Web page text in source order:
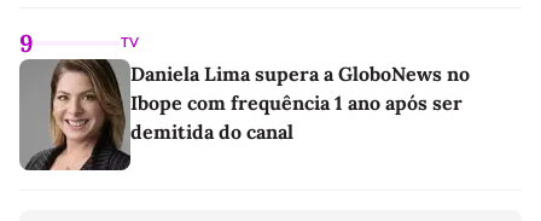
9 TV
Daniela Lima supera a GloboNews no
Ibope com frequência 1 ano após ser
demitida do canal